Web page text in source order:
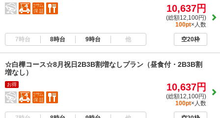
10,637円
(総額12,100円)
100pt×人数
7時台 8時台 9時台 他 空20枠
☆白樺コース☆8月祝日2B3B割増なしプラン（昼食付・2B3B割
増なし）
お得 10,637円
(総額12,100円)
100pt×人数